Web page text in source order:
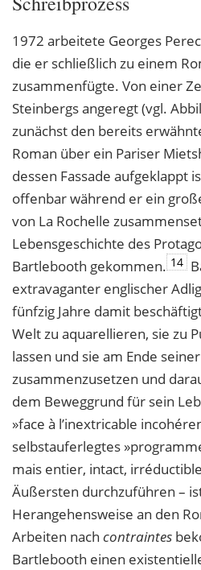
1972 arbeitete Georges
die er schließlich zu einem
zusammenfügte. Von einer
Steinbergs angeregt (vgl.
zunächst den bereits
Roman über ein Pariser
dessen Fassade aufgeklappt
offenbar während er ein
von La Rochelle
Lebensgeschichte des
Bartlebooth gekommen. 14
extravaganter englischer
fünfzig Jahre damit
Welt zu aquarellieren, sie zu
lassen und sie am Ende
zusammenzusetzen und
dem Beweggrund für sein
»face à l’inextricable
selbstauferlegtes
mais entier, intact,
Äußersten durchzuführen –
Herangehensweise an den
Arbeiten nach contraintes
Bartlebooth einen